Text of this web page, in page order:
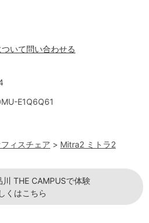
E1Q6Q61
ィスチェア > Mitra2 ミトラ2
いて問い合わせる
THE CAMPUSで体験
くはこちら